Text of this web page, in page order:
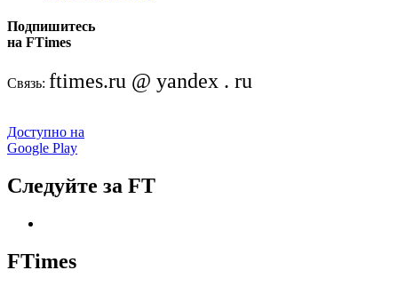
Подпишитесь
на FTimes
Связь: ftimes.ru @ yandex . ru
Доступно на
Google Play
Следуйте за FT
FTimes